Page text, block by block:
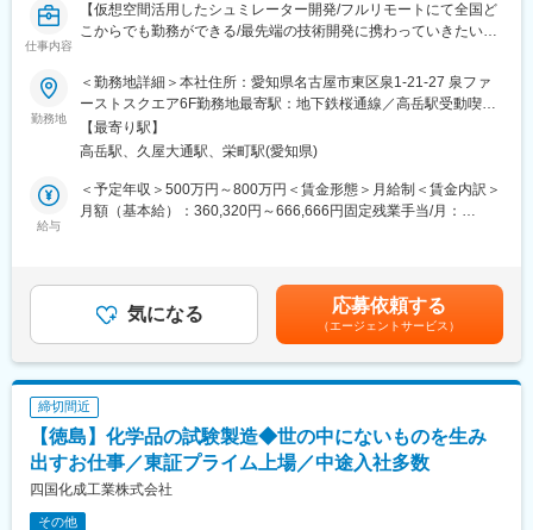
変更の範囲：無
仕事内容
【仮想空間活用したシュミレーター開発/フルリモートにて全国ど
こからでも勤務ができる/最先端の技術開発に携わっていきたい方
◆業務内容：
UE4等のGame-PF上に独自に構築した交通用シミュレータを、オ
ープンソースの自動運転シミュレータや、周囲の交通流をシミュ
レーションするシステムと連携させ、ITS（Intelligent Traffic
System）シミュレータとして運用する開発や、駐車場等の閉領域
における車両や歩行者の認識、誘導技術等を、シミュレータ上の
仮装空間に実空間で取得したセンサーや車両等の位置情報の実デ
◆プロジェクト例：
・ITS（交通）シミュレータの開発。 センサーシミュレーション
また、シミュレータ上で自動運転や管制機能等のＩＴＳ技術の
開発者に向け、開発環境を整備を行いサービスとして提供してゆ
きます。
・ミリ波レーダ、ライダー等を自動運転や路側での安全向上に利
用するためのセンサー活用技術の開発やＡＩ技術の適用を行ない
ます。
勤務地
＜勤務地詳細＞本社住所：愛知県名古屋市東区泉1-21-27 泉ファ
ーストスクエア6F勤務地最寄駅：地下鉄桜通線／高岳駅受動喫煙
対策：屋内全面禁煙変更の範囲：会社の定める事業所（リモート
ワーク含む）
【最寄り駅】
高岳駅、久屋大通駅、栄町駅(愛知県)
給与
＜予定年収＞500万円～800万円＜賃金形態＞月給制＜賃金内訳＞
月額（基本給）：360,320円～666,666円固定残業手当/月：
専門業務型裁量労働制（1日9時間）固定残業手当は1時間/日分で
計算しますので、月の営業日数により変動いたします。上記は月
20営業日の場合の想定金額となります。賃金はあくまでも目安の
金額であり、選考を通じて上下する可能性があります。月給(月額)
は固定手当を含めた表記です。
気になる 応募依頼する
（エージェントサービス）
締切間近
【徳島】化学品の試験製造◆世の中にないものを生み
出すお仕事／東証プライム上場／中途入社多数
四国化成工業株式会社
その他